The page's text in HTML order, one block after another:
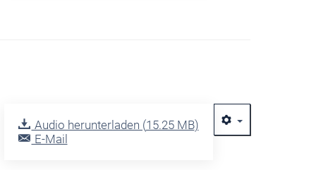
Audio herunterladen (15.25 MB)
E-Mail